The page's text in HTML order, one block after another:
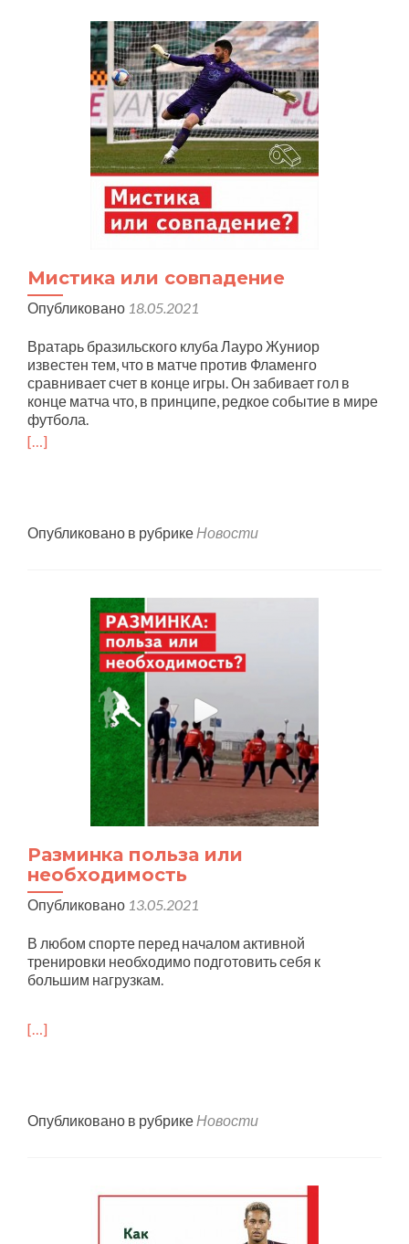
Мистика или совпадение
Опубликовано 18.05.2021
Вратарь бразильского клуба Лауро Жуниор
известен тем, что в матче против Фламенго
сравнивает счет в конце игры. Он забивает гол в
конце матча что, в принципе, редкое событие в мире
футбола.
[…]
Опубликовано в рубрикеНовости
Разминка польза или
необходимость
Опубликовано 13.05.2021
В любом спорте перед началом активной
тренировки необходимо подготовить себя к
большим нагрузкам.
[…]
Опубликовано в рубрикеНовости